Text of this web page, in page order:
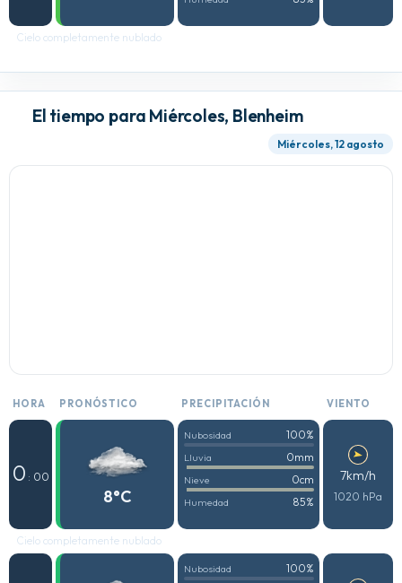
Cielo completamente nublado
El tiempo para Miércoles, Blenheim
Miércoles, 12 agosto
HORA PRONÓSTICO PRECIPITACIÓN VIENTO
0 : 00
8°C
Nubosidad 100%
Lluvia 0mm
Nieve 0cm
Humedad 85%
7km/h
1020 hPa
Cielo completamente nublado
Nubosidad 100%